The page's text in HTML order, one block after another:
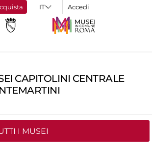
Accedi
CAPITOLINI CENTRALE
I MUSEI